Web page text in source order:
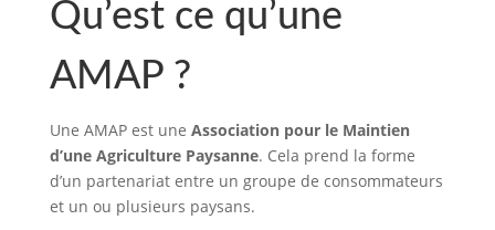
Qu’est ce qu’une
AMAP ?
Une AMAP est une Association pour le Maintien
d’une Agriculture Paysanne. Cela prend la forme
d’un partenariat entre un groupe de consommateurs
et un ou plusieurs paysans.